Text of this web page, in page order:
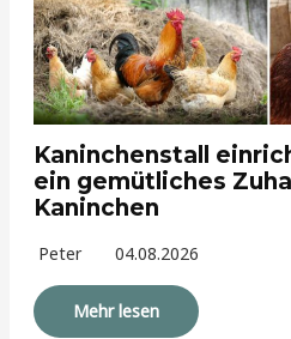
Kaninchenstall
ein gemütliches
Kaninchen
Peter 04.08.2026
Mehr lesen